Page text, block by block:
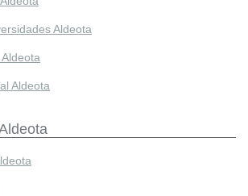
Aldeota
Aldeota